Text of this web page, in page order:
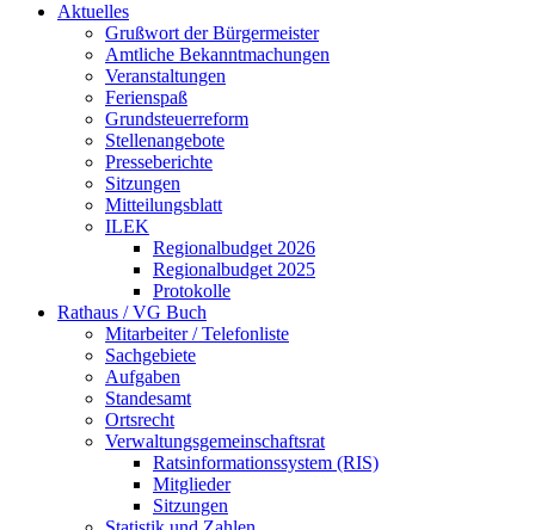
Aktuelles
Grußwort der Bürgermeister
Amtliche Bekanntmachungen
Veranstaltungen
Ferienspaß
Grundsteuerreform
Stellenangebote
Presseberichte
Sitzungen
Mitteilungsblatt
ILEK
Regionalbudget 2026
Regionalbudget 2025
Protokolle
Rathaus / VG Buch
Mitarbeiter / Telefonliste
Sachgebiete
Aufgaben
Standesamt
Ortsrecht
Verwaltungsgemeinschaftsrat
Ratsinformationssystem (RIS)
Mitglieder
Sitzungen